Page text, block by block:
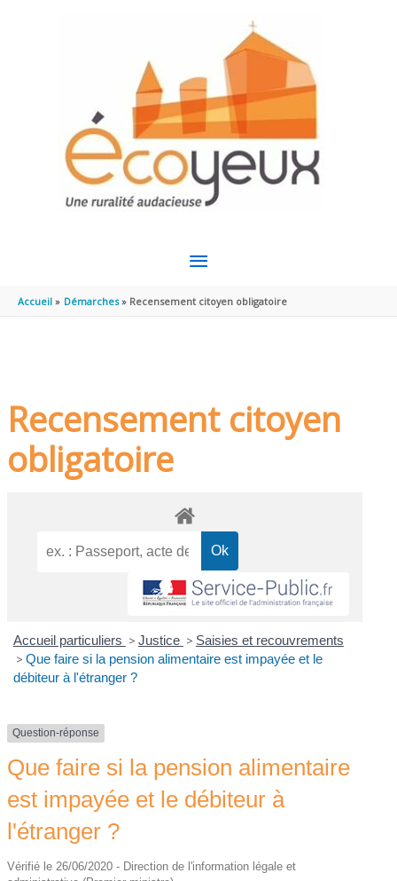
MENU
PRINCIPAL
Accueil Démarches Recensement citoyen obligatoire
Recensement citoyen
obligatoire
Accueil particuliers > Justice > Saisies et recouvrements
> Que faire si la pension alimentaire est impayée et le
débiteur à l'étranger ?
Question-réponse
Que faire si la pension alimentaire
est impayée et le débiteur à
l'étranger ?
Vérifié le 26/06/2020 - Direction de l'information légale et